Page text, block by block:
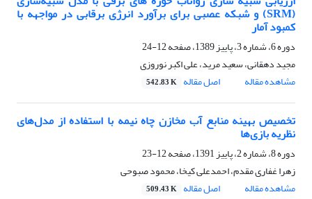
(SRM) و شبکه عصبی برای برآورد انرژی برقابی در مواجهه با
کمبود آمار
دوره 6، شماره 3، پاییز 1389، صفحه
12-24
مجید دهقانی، سعید مرید، علی اکبر نوروزی
مشاهده مقاله
اصل مقاله 542.83 K
تخصیص بهینه منابع آب مخازن چاه نیمه با استفاده از مدل‌های
نظریه بازی‌ها
دوره 8، شماره 2، پاییز 1391، صفحه
12-23
زهرا غفاری مقدم، احمدعلی کیخا، محمود صبوحی
مشاهده مقاله
اصل مقاله 509.43 K